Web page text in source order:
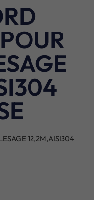
12,2M,AISI304